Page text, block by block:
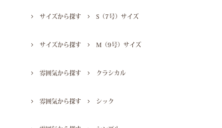
サイズから探す S（7号）サイズ
サイズから探す M（9号）サイズ
雰囲気から探す クラシカル
雰囲気から探す シック